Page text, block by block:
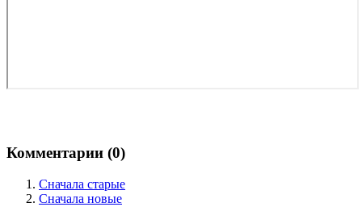
Комментарии (0)
Сначала старые
Сначала новые